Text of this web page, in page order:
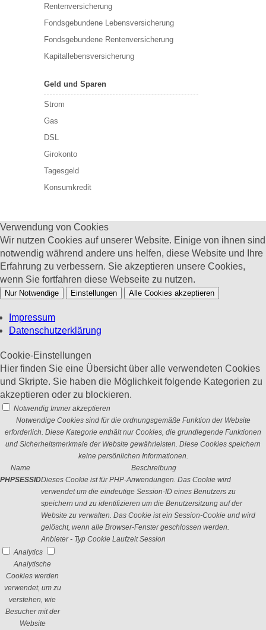
Rentenversicherung
Fondsgebundene Lebensversicherung
Fondsgebundene Rentenversicherung
Kapitallebensversicherung
Geld und Sparen
Strom
Gas
DSL
Girokonto
Tagesgeld
Konsumkredit
Verwendung von Cookies
Wir nutzen Cookies auf unserer Website. Einige von ihnen sind
notwendig während andere uns helfen, diese Website und Ihre
Erfahrung zu verbessern. Sie akzeptieren unsere Cookies,
wenn Sie fortfahren diese Webseite zu nutzen.
Nur Notwendige Einstellungen Alle Cookies akzeptieren
Impressum
Datenschutzerklärung
Cookie-Einstellungen
Hier finden Sie eine Übersicht über alle verwendeten Cookies
und Skripte. Sie haben die Möglichkeit folgende Kategorien zu
akzeptieren oder zu blockieren.
Notwendig Immer akzeptieren
Notwendige Cookies sind für die ordnungsgemäße Funktion der Website
erforderlich. Diese Kategorie enthält nur Cookies, die grundlegende Funktionen
und Sicherheitsmerkmale der Website gewährleisten. Diese Cookies speichern
keine persönlichen Informationen.
Name
Beschreibung
PHPSESSIDDieses Cookie ist für PHP-Anwendungen. Das Cookie wird
verwendet um die eindeutige Session-ID eines Benutzers zu
speichern und zu identifizieren um die Benutzersitzung auf der
Website zu verwalten. Das Cookie ist ein Session-Cookie und wird
gelöscht, wenn alle Browser-Fenster geschlossen werden.
Anbieter - Typ Cookie Laufzeit Session
Analytics
Analytische
Cookies werden
verwendet, um zu
verstehen, wie
Besucher mit der
Website